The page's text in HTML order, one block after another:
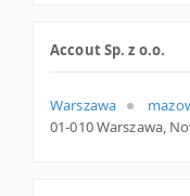
Accout Sp. z o.o.
Warszawa